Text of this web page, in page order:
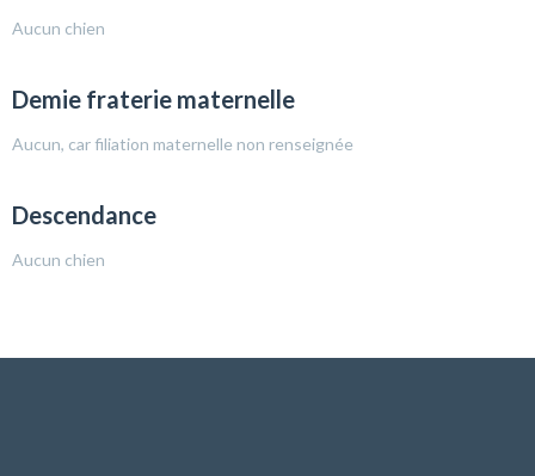
Aucun chien
Demie fraterie maternelle
Aucun, car filiation maternelle non renseignée
Descendance
Aucun chien